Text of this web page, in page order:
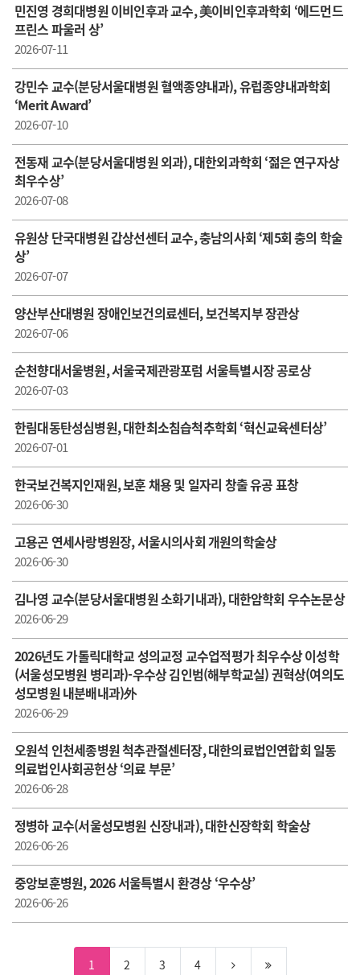
민진영 경희대병원 이비인후과 교수, 美이비인후과학회 ‘에드먼드
프린스 파울러 상’
2026-07-11
강민수 교수(분당서울대병원 혈액종양내과), 유럽종양내과학회
‘Merit Award’
2026-07-10
전동재 교수( 분당서울대병원 외과), 대한외과학회 ‘젊은 연구자상
최우수상’
2026-07-08
유원상 단국대병원 갑상선센터 교수, 충남의사회 ‘제5회 충의 학술
상’
2026-07-07
양산부산대병원 장애인보건의료센터, 보건복지부 장관상
2026-07-06
순천향대서울병원, 서울국제관광포럼 서울특별시장 공로상
2026-07-03
한림대동탄성심병원, 대한최소침습척추학회 ‘혁신교육센터상’
2026-07-01
한국보건복지인재원, 보훈 채용 및 일자리 창출 유공 표창
2026-06-30
고용곤 연세사랑병원장, 서울시의사회 개원의학술상
2026-06-30
김나영 교수(분당서울대병원 소화기내과), 대한암학회 우수논문상
2026-06-29
2026년도 가톨릭대학교 성의교정 교수업적평가 최우수상 이성학
(서울성모병원 병리과)-우수상 김인범(해부학교실) 권혁상(여의도
성모병원 내분배내과)外
2026-06-29
오원석 인천세종병원 척추관절센터장, 대한의료법인연합회 일동
의료법인사회공헌상 ‘의료 부문’
2026-06-28
정병하 교수(서울성모병원 신장내과), 대한신장학회 학술상
2026-06-26
중앙보훈병원, 2026 서울특별시 환경상 ‘우수상’
2026-06-26
1 2 3 4